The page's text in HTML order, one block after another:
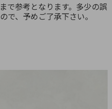
で参考となります。多少の誤
で、予めご了承下さい。